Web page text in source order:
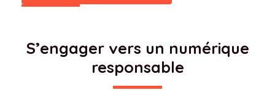
S’engager vers un numérique
responsable